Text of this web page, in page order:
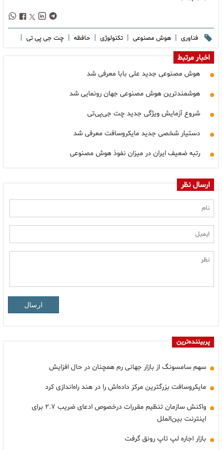
فناوری | هوش مصنوعی | تکنولوژی | حافظه | چت جی پی تی |
اخبار مرتبط
هوش مصنوعی جدید علی بابا معرفی شد
هوشمندترین هوش مصنوعی جهان رونمایی شد
شروع آزمایش ویژگی جدید چت جی‌پی‌تی
دستیار شخصی جدید مایکروسافت معرفی شد
رتبه ضعیف ایران در میزان نفوذ هوش مصنوعی
ارسال نظر
ارسال
پربیننده‌ترین
سهم سامسونگ از بازار جهانی رم همچنان در حال افزایش
مایکروسافت بزرگترین مرکز داده‌اش را در هند راه‌اندازی کرد
واکنش سازمان تنظیم مقررات درخصوص ادعای ضریب ۲.۷ برای
اینترنت بین‌الملل
بازار اجاره لپ تاپ رونق گرفت